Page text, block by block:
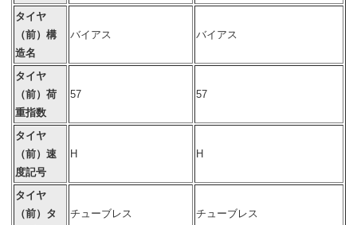
タイヤ
（前）構
造名
バイアス バイアス
タイヤ
（前）荷
重指数
57 57
タイヤ
（前）速
度記号
H H
タイヤ
（前）タ
チューブレス チューブレス